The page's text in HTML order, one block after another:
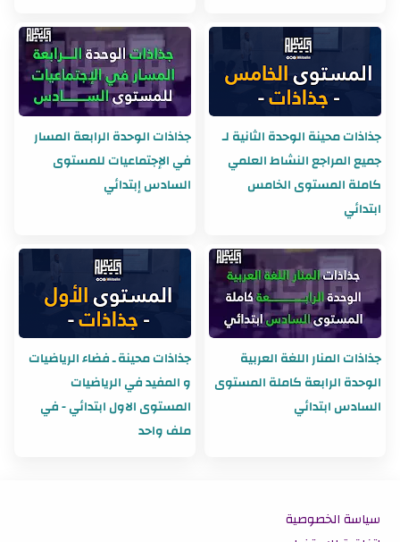
جذاذات محينة الوحدة الثانية لـ
جميع المراجع النشاط العلمي
كاملة المستوى الخامس
ابتدائي
جذاذات الوحدة الرابعة المسار
في الإجتماعيات للمستوى
السادس إبتدائي
جذاذات المنار اللغة العربية
الوحدة الرابعة كاملة المستوى
السادس ابتدائي
جذاذات محينة ـ فضاء الرياضيات
و المفيد في الرياضيات
المستوى الاول ابتدائي - في
ملف واحد
سياسة الخصوصية